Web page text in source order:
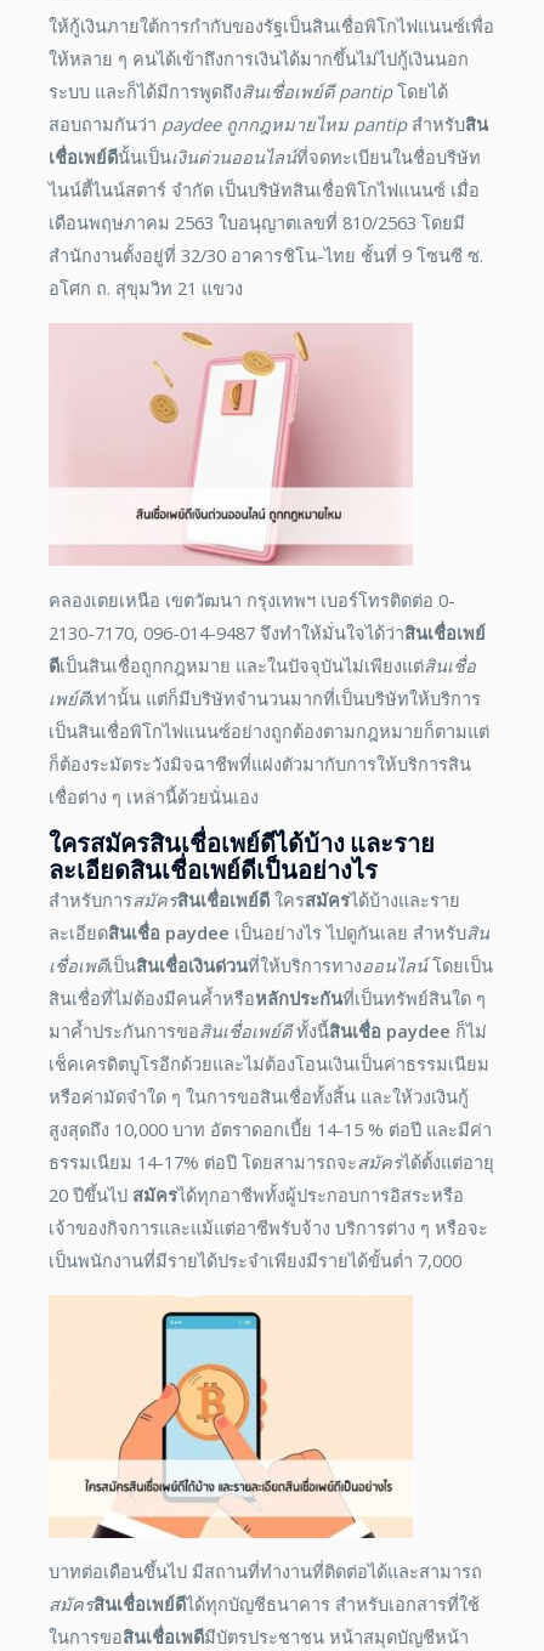
ให้กู้เงินภายใต้การกำกับของรัฐเป็นสินเชื่อพิโกไฟแนนซ์เพื่อ
ให้หลาย ๆ คนได้เข้าถึงการเงินได้มากขึ้นไม่ไปกู้เงินนอก
ระบบ และก็ได้มีการพูดถึงสินเชื่อเพย์ดี pantipโดยได้
สอบถามกันว่า paydee ถูกกฎหมายไหม pantipสำหรับสิน
เชื่อเพย์ดีนั้นเป็นเงินด่วนออนไลน์ที่จดทะเบียนในชื่อบริษัท
ไนน์ตี้ไนน์สตาร์ จำกัด เป็นบริษัทสินเชื่อพิโกไฟแนนซ์ เมื่อ
เดือนพฤษภาคม 2563 ใบอนุญาตเลขที่ 810/2563 โดยมี
สำนักงานตั้งอยู่ที่ 32/30 อาคารชิโน-ไทย ชั้นที่ 9 โซนซี ซ.
อโศก ถ. สุขุมวิท 21 แขวง
คลองเตยเหนือ เขตวัฒนา กรุงเทพฯ เบอร์โทรติดต่อ 0-
2130-7170, 096-014-9487 จึงทำให้มั่นใจได้ว่าสินเชื่อเพย์
ดีเป็นสินเชื่อถูกกฎหมาย และในปัจจุบันไม่เพียงแต่สินเชื่อ
เพย์ดีเท่านั้น แต่ก็มีบริษัทจำนวนมากที่เป็นบริษัทให้บริการ
เป็นสินเชื่อพิโกไฟแนนซ์อย่างถูกต้องตามกฎหมายก็ตามแต่
ก็ต้องระมัดระวังมิจฉาชีพที่แฝงตัวมากับการให้บริการสิน
เชื่อต่าง ๆ เหล่านี้ด้วยนั่นเอง
ใครสมัครสินเชื่อเพย์ดีได้บ้าง และราย
ละเอียดสินเชื่อเพย์ดีเป็นอย่างไร
สำหรับการสมัครสินเชื่อเพย์ดี ใครสมัครได้บ้างและราย
ละเอียดสินเชื่อ paydee เป็นอย่างไร ไปดูกันเลย สำหรับสิน
เชื่อเพดีเป็นสินเชื่อเงินด่วนที่ให้บริการทางออนไลน์โดยเป็น
สินเชื่อที่ไม่ต้องมีคนค้ำหรือหลักประกันที่เป็นทรัพย์สินใด ๆ
มาค้ำประกันการขอสินเชื่อเพย์ดีทั้งนี้สินเชื่อ paydee ก็ไม่
เช็คเครดิตบูโรอีกด้วยและไม่ต้องโอนเงินเป็นค่าธรรมเนียม
หรือค่ามัดจำใด ๆ ในการขอสินเชื่อทั้งสิ้น และให้วงเงินกู้
สูงสุดถึง 10,000 บาท อัตราดอกเบี้ย 14-15 % ต่อปี และมีค่า
ธรรมเนียม 14-17% ต่อปี โดยสามารถจะสมัครได้ตั้งแต่อายุ
20 ปีขึ้นไป สมัครได้ทุกอาชีพทั้งผู้ประกอบการอิสระหรือ
เจ้าของกิจการและแม้แต่อาชีพรับจ้าง บริการต่าง ๆ หรือจะ
เป็นพนักงานที่มีรายได้ประจำเพียงมีรายได้ขั้นต่ำ 7,000
บาทต่อเดือนขึ้นไป มีสถานที่ทำงานที่ติดต่อได้และสามารถ
สมัครสินเชื่อเพย์ดีได้ทุกบัญชีธนาคาร สำหรับเอกสารที่ใช้
ในการขอสินเชื่อเพดีมีบัตรประชาชน หน้าสมุดบัญชีหน้า